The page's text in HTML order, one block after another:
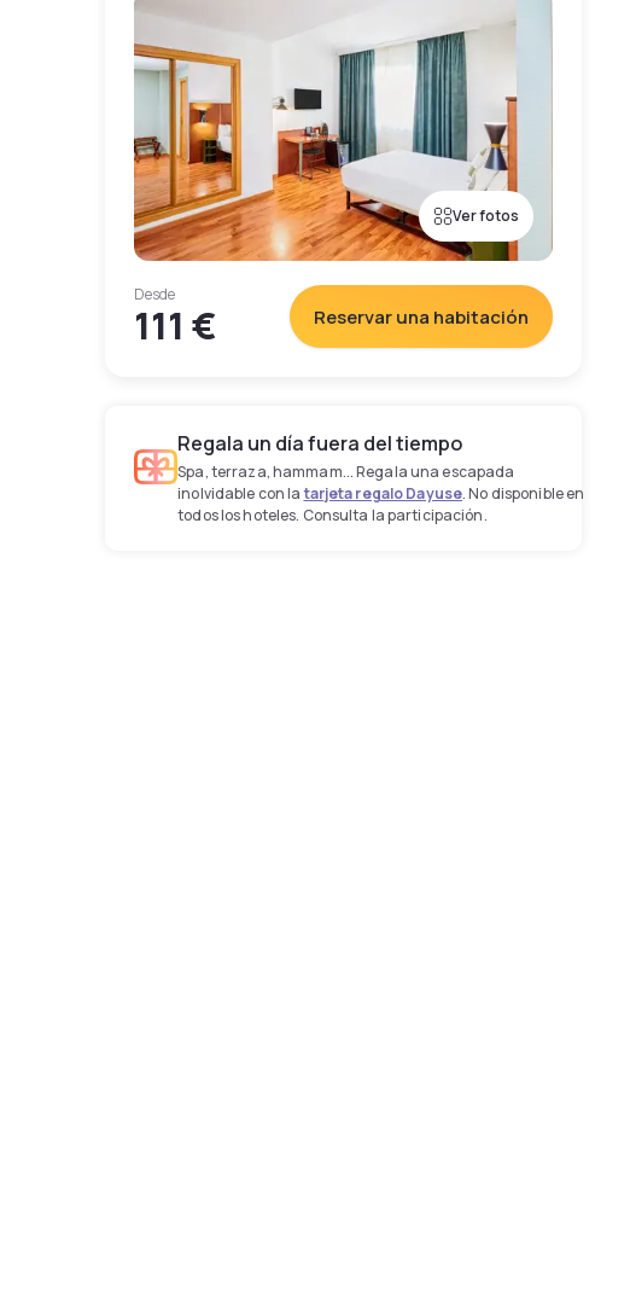
Ver fotos
Desde
111 € Reservar una habitación
Regala un día fuera del tiempo
Spa, terraza, hammam... Regala una escapada
inolvidable con latarjeta regalo Dayuse. No disponible en
todos los hoteles. Consulta la participación.